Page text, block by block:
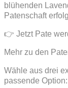
blühenden
Patenschaft
👉 Jetzt Pate
Mehr zu den
Wähle aus drei
passende Option: